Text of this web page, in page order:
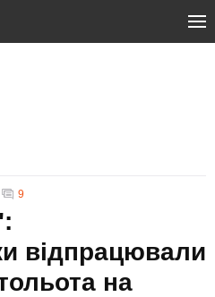
9
відпрацювали
на